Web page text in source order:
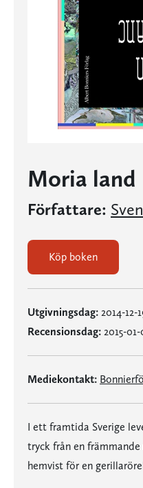
Moria land
Författare:
Köp boken
Utgivningsdag: 2014-12-
Recensionsdag: 2015-
Mediekontakt:
I ett framtida Sverige
tryck från en
hemvist för en